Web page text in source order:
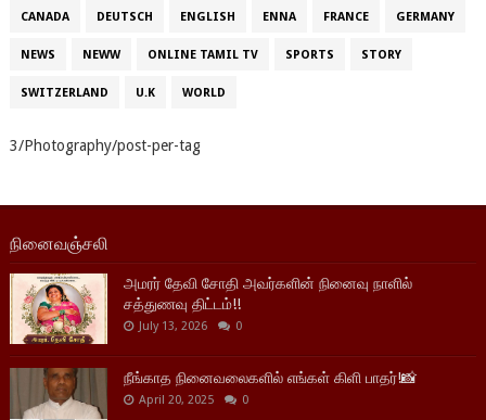
CANADA DEUTSCH ENGLISH ENNA FRANCE GERMANY
NEWS NEWW ONLINE TAMIL TV SPORTS STORY
SWITZERLAND U.K WORLD
3/Photography/post-per-tag
நினைவஞ்சலி
அமரர் தேவி சோதி அவர்களின் நினைவு நாளில்
சத்துணவு திட்டம்!!
July 13, 2026 0
நீங்காத நினைவலைகளில் எங்கள் கிளி பாதர்!📸
April 20, 2025 0